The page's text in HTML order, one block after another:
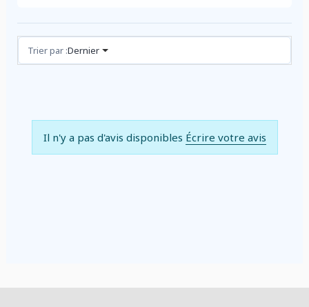
Avis (0)
Trier par :Dernier
Il n'y a pas d'avis disponibles Écrire votre avis